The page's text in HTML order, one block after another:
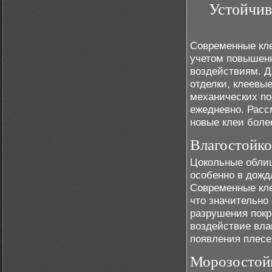
Современные
учетом
воздействиям.
отделки,
механических
ежедневно.
новые клеи
Цокольные
особенно в
Современные
что
разрушения
воздействие
появления